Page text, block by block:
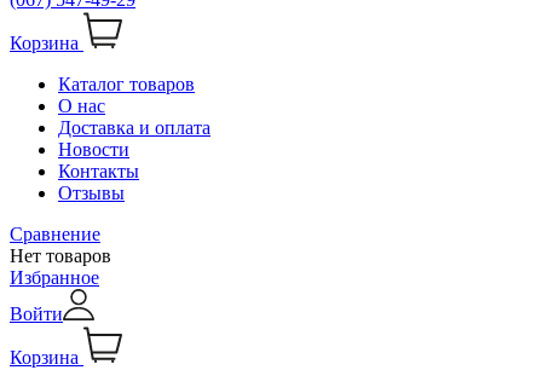
Корзина
Каталог товаров
О нас
Доставка и оплата
Новости
Контакты
Отзывы
Сравнение
Нет товаров
Избранное
Войти
Корзина